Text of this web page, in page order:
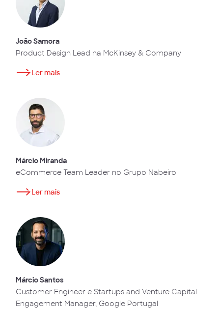
João Samora
Product Design Lead na McKinsey & Company
Ler mais
Márcio Miranda
eCommerce Team Leader no Grupo Nabeiro
Ler mais
Márcio Santos
Customer Engineer e Startups and Venture Capital
Engagement Manager, Google Portugal